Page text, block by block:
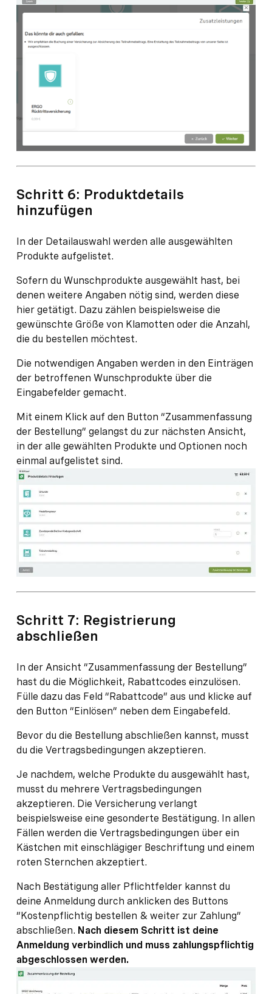
Schritt 6: Produktdetails
hinzufügen
In der Detailauswahl werden alle ausgewählten
Produkte aufgelistet.
Sofern du Wunschprodukte ausgewählt hast, bei
denen weitere Angaben nötig sind, werden diese
hier getätigt. Dazu zählen beispielsweise die
gewünschte Größe von Klamotten oder die Anzahl,
die du bestellen möchtest.
Die notwendigen Angaben werden in den Einträgen
der betroffenen Wunschprodukte über die
Eingabefelder gemacht.
Mit einem Klick auf den Button “Zusammenfassung
der Bestellung” gelangst du zur nächsten Ansicht,
in der alle gewählten Produkte und Optionen noch
einmal aufgelistet sind.
Schritt 7: Registrierung
abschließen
In der Ansicht “Zusammenfassung der Bestellung”
hast du die Möglichkeit, Rabattcodes einzulösen.
Fülle dazu das Feld “Rabattcode” aus und klicke auf
den Button “Einlösen” neben dem Eingabefeld.
Bevor du die Bestellung abschließen kannst, musst
du die Vertragsbedingungen akzeptieren.
Je nachdem, welche Produkte du ausgewählt hast,
musst du mehrere Vertragsbedingungen
akzeptieren. Die Versicherung verlangt
beispielsweise eine gesonderte Bestätigung. In allen
Fällen werden die Vertragsbedingungen über ein
Kästchen mit einschlägiger Beschriftung und einem
roten Sternchen akzeptiert.
Nach Bestätigung aller Pflichtfelder kannst du
deine Anmeldung durch anklicken des Buttons
“Kostenpflichtig bestellen & weiter zur Zahlung”
abschließen. Nach diesem Schritt ist deine
Anmeldung verbindlich und muss zahlungspflichtig
abgeschlossen werden.